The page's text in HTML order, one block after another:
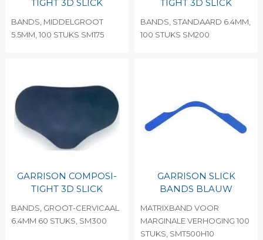
TIGHT 3D SLICK
BANDS, MIDDELGROOT
5.5MM, 100 STUKS SM175
TIGHT 3D SLICK
BANDS, STANDAARD 6.4MM,
100 STUKS SM200
GARRISON COMPOSI-
TIGHT 3D SLICK
BANDS, GROOT-CERVICAAL
6.4MM 60 STUKS, SM300
GARRISON SLICK
BANDS BLAUW
MATRIXBAND VOOR
MARGINALE VERHOGING 100
STUKS, SMT500H10